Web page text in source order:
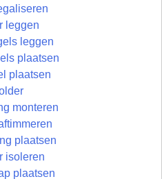
leggen
leggen
plaatsen
plaatsen
monteren
plaatsen
isoleren
plaatsen